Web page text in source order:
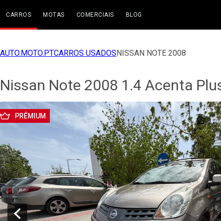
CARROS MOTAS COMERCIAIS BLOG
AUTO.MOTO.PTCARROS USADOSNISSAN NOTE 2008
Nissan Note 2008 1.4 Acenta
PRÉMIUM